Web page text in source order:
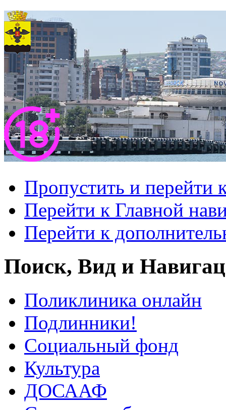
Пропустить и перейти
Перейти к Главной
Перейти к
Поиск, Вид и
Поликлиника онлайн
Подлинники!
Социальный фонд
Культура
ДОСААФ